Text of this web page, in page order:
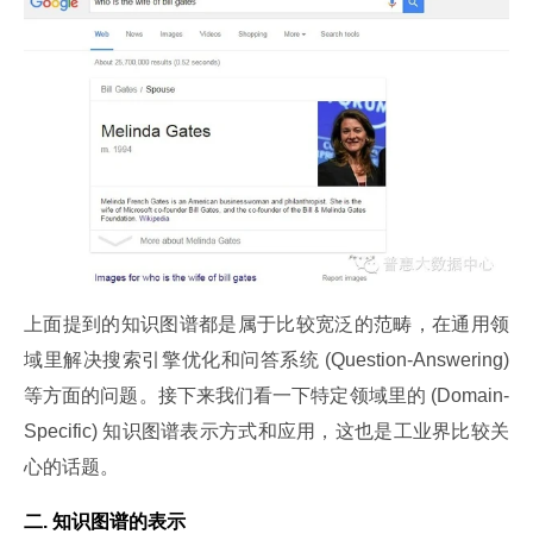
上面提到的知识图谱都是属于比较宽泛的范畴，在通用领
域里解决搜索引擎优化和问答系统 (Question-Answering)
等方面的问题。接下来我们看一下特定领域里的 (Domain-
Specific) 知识图谱表示方式和应用，这也是工业界比较关
心的话题。
二. 知识图谱的表示